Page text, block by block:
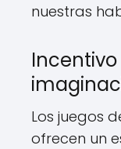
nuestras
Los juegos
ofrecen un